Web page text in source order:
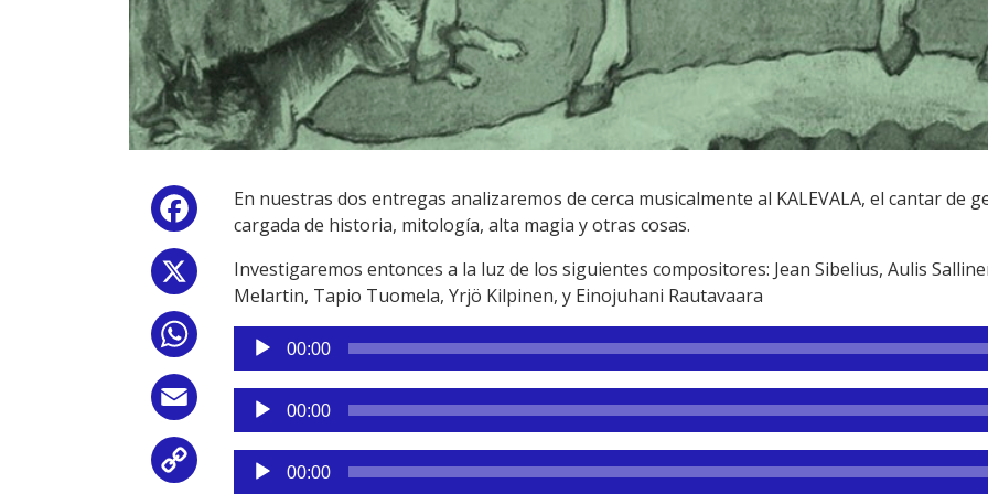
Facebook
WhatsApp
En nuestras dos entregas analizaremos de cerca musicalmente al KALEVALA, el cantar de
cargada de historia, mitología, alta magia y otras cosas.
Investigaremos entonces a la luz de los siguientes compositores: Jean Sibelius, Aulis
Melartin, Tapio Tuomela, Yrjö Kilpinen, y Einojuhani Rautavaara
Reproductor
de
audio
00:00
Reproductor
de
audio
00:00
Reproductor
00:00